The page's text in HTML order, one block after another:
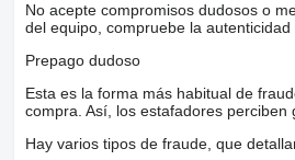
No acepte compromisos dudosos o
del equipo, compruebe la
Prepago dudoso
Esta es la forma más habitual de
compra. Así, los estafadores perciben
Hay varios tipos de fraude, que